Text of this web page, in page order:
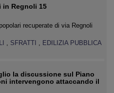
Regnoli 15
recuperate di via Regnoli
, SFRATTI , EDILIZIA PUBBLICA
la discussione sul Piano
intervengono attaccando il